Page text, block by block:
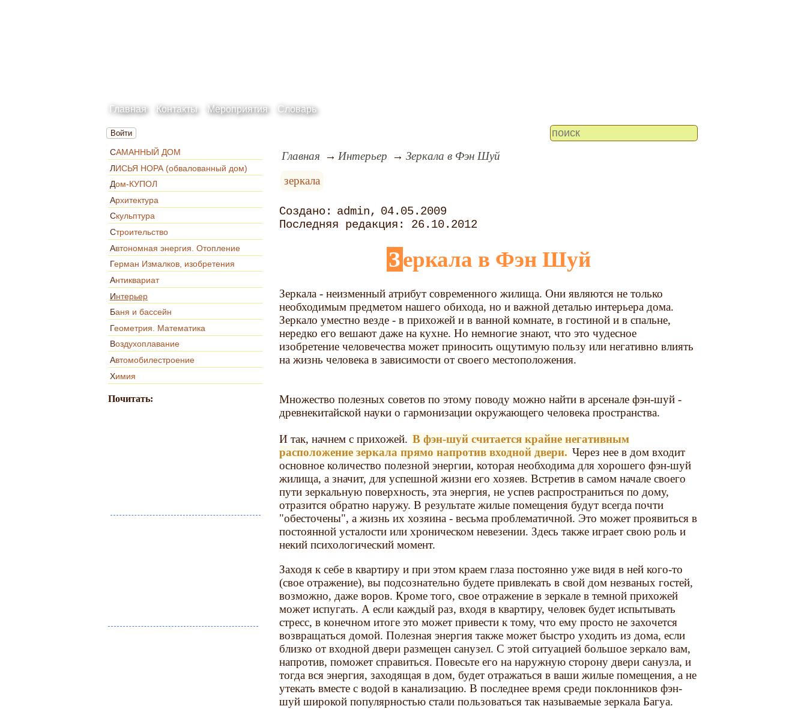
Главная Контакты Мероприятия Словарь
Войти
САМАННЫЙ ДОМ
ЛИСЬЯ НОРА (обвалованный дом)
Дом-КУПОЛ
Архитектура
Скульптура
Строительство
Автономная энергия. Отопление
Герман Измалков, изобретения
Антиквариат
Интерьер
Баня и бассейн
Геометрия. Математика
Воздухоплавание
Автомобилестроение
Химия
Почитать:
Главная Интерьер
Зеркала в Фэн Шуй
зеркала
admin
04.05.2009
26.10.2012
Зеркала в Фэн Шуй
Зеркала - неизменный атрибут современного жилища. Они являются не только
необходимым предметом нашего обихода, но и важной деталью интерьера дома.
Зеркало уместно везде - в прихожей и в ванной комнате, в гостиной и в спальне,
нередко его вешают даже на кухне. Но немногие знают, что это чудесное
изобретение человечества может приносить ощутимую пользу или негативно влиять
на жизнь человека в зависимости от своего местоположения.
Множество полезных советов по этому поводу можно найти в арсенале фэн-шуй -
древнекитайской науки о гармонизации окружающего человека пространства.
И так, начнем с прихожей. В фэн-шуй считается крайне негативным
расположение зеркала прямо напротив входной двери. Через нее в дом входит
основное количество полезной энергии, которая необходима для хорошего фэн-шуй
жилища, а значит, для успешной жизни его хозяев. Встретив в самом начале своего
пути зеркальную поверхность, эта энергия, не успев распространиться по дому,
отразится обратно наружу. В результате жилые помещения будут всегда почти
"обесточены", а жизнь их хозяина - весьма проблематичной. Это может проявиться в
постоянной усталости или хроническом невезении. Здесь также играет свою роль и
некий психологический момент.
Заходя к себе в квартиру и при этом краем глаза постоянно уже видя в ней кого-то
(свое отражение), вы подсознательно будете привлекать в свой дом незваных гостей,
возможно, даже воров. Кроме того, свое отражение в зеркале в темной прихожей
может испугать. А если каждый раз, входя в квартиру, человек будет испытывать
стресс, в конечном итоге это может привести к тому, что ему просто не захочется
возвращаться домой. Полезная энергия также может быстро уходить из дома, если
близко от входной двери размещен санузел. С этой ситуацией большое зеркало вам,
напротив, поможет справиться. Повесьте его на наружную сторону двери санузла, и
тогда вся энергия, заходящая в дом, будет отражаться в ваши жилые помещения, а не
утекать вместе с водой в канализацию. В последнее время среди поклонников фэн-
шуй широкой популярностью стали пользоваться так называемые зеркала Багуа.